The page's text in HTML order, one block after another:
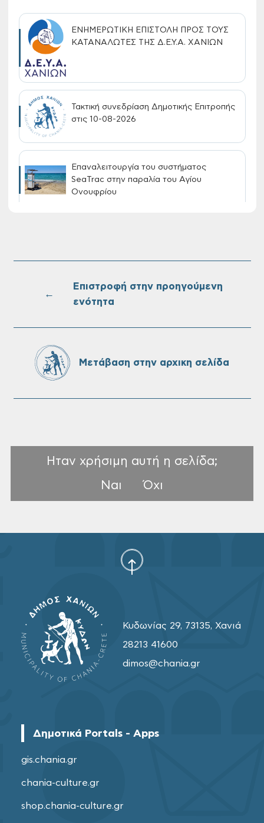
ΕΝΗΜΕΡΩΤΙΚΗ ΕΠΙΣΤΟΛΗ ΠΡΟΣ ΤΟΥΣ
ΚΑΤΑΝΑΛΩΤΕΣ ΤΗΣ Δ.Ε.Υ.Α. ΧΑΝΙΩΝ
Τακτική συνεδρίαση Δημοτικής Επιτροπής
στις 10-08-2026
Επαναλειτουργία του συστήματος
SeaTrac στην παραλία του Αγίου
Ονουφρίου
πίνακες της προκήρυξης ΣΟΧ 3/2026 του
πρόσληψη προσωπικού με σχέση
σχολικών μονάδων
←
Επιστροφή στην προηγούμενη
ενότητα
Μετάβαση στην αρχικη σελίδα
Ηταν χρήσιμη αυτή η σελίδα;
Ναι
Όχι
Κυδωνίας 29, 73135, Χανιά
28213 41600
dimos@chania.gr
Δημοτικά Portals - Apps
gis.chania.gr
chania-culture.gr
shop.chania-culture.gr